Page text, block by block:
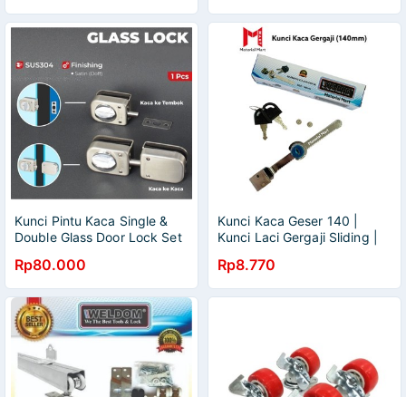
Kunci Pintu Kaca Single &
Double Glass Door Lock Set
Rp80.000
Kunci Kaca Geser 140 |
Kunci Laci Gergaji Sliding |
Material Mart
Rp8.770